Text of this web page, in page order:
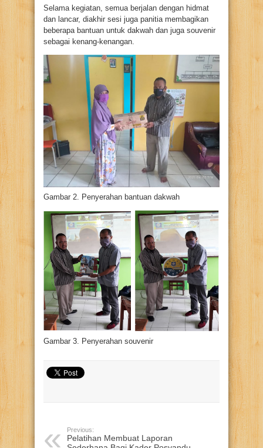
Selama kegiatan, semua berjalan dengan hidmat
dan lancar, diakhir sesi juga panitia membagikan
beberapa bantuan untuk dakwah dan juga souvenir
sebagai kenang-kenangan.
Gambar 2. Penyerahan bantuan dakwah
Gambar 3. Penyerahan souvenir
Previous:
Pelatihan Membuat Laporan